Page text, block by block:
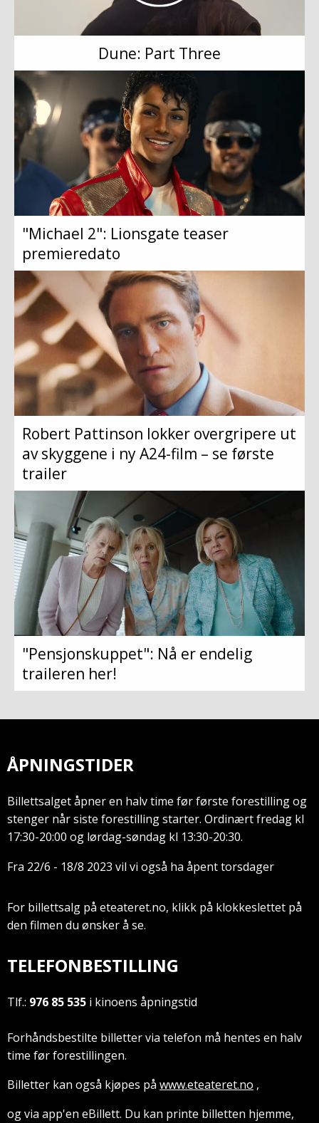
Dune: Part Three
"Michael 2": Lionsgate teaser
premieredato
Robert Pattinson lokker overgripere ut
av skyggene i ny A24-film – se første
trailer
"Pensjonskuppet": Nå er endelig
traileren her!
ÅPNINGSTIDER
Billettsalget åpner en halv time før første forestilling og
stenger når siste forestilling starter. Ordinært fredag kl
17:30-20:00 og lørdag-søndag kl 13:30-20:30.
Fra 22/6 - 18/8 2023 vil vi også ha åpent torsdager
For billettsalg på eteateret.no, klikk på klokkeslettet på
den filmen du ønsker å se.
TELEFONBESTILLING
Tlf.: 976 85 535 i kinoens åpningstid
Forhåndsbestilte billetter via telefon må hentes en halv
time før forestillingen.
Billetter kan også kjøpes på www.eteateret.no ,
og via app'en eBillett. Du kan printe billetten hjemme,